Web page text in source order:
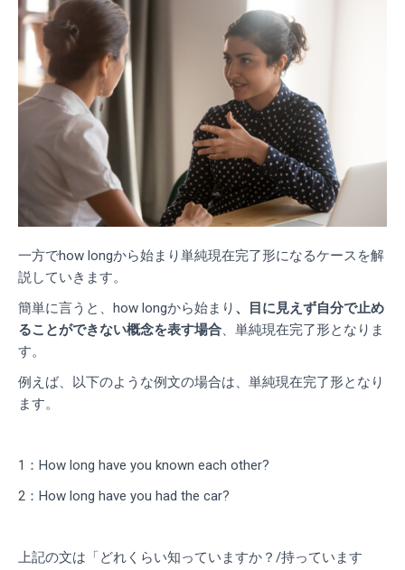
一方でhow longから始まり単純現在完了形になるケースを解
説していきます。
簡単に言うと、how longから始まり 、目に見えず自分で止め
ることができない概念を表す場合、単純現在完了形となりま
す。
例えば、以下のような例文の場合は、単純現在完了形となり
ます。
1：How long have you known each other?
2：How long have you had the car?
上記の文は「どれくらい知っていますか？/持っています